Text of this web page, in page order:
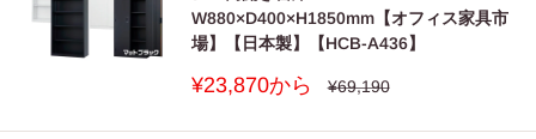
W880×D400×H1850mm【オフィス家具市
場】【日本製】【HCB-A436】
販
価
¥23,870から
通
¥69,190